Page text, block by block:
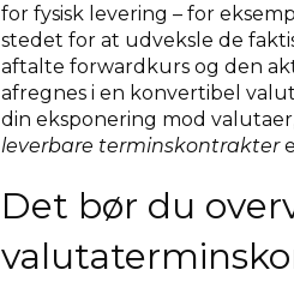
for fysisk levering – for
stedet for at udveksle de
aftalte forwardkurs og den
afregnes i en konvertibel
din eksponering mod
leverbare terminskontrakter
Det bør du